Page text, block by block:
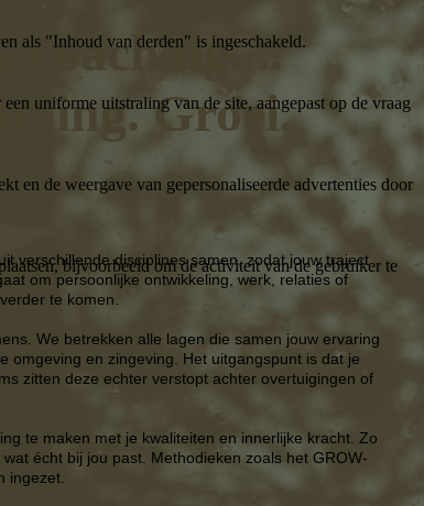
coaching....
Groei.
verschillende disciplines samen, zodat jouw traject
om persoonlijke ontwikkeling, werk, relaties of
te komen.
We betrekken alle lagen die samen jouw ervaring
omgeving en zingeving. Het uitgangspunt is dat je
zitten deze echter verstopt achter overtuigingen of
te maken met je kwaliteiten en innerlijke kracht. Zo
écht bij jou past. Methodieken zoals het GROW-
ingezet.
als "Inhoud van derden" is ingeschakeld.
uniforme uitstraling van de site, aangepast op de vraag
en de weergave van gepersonaliseerde advertenties door
bijvoorbeeld om de activiteit van de gebruiker te